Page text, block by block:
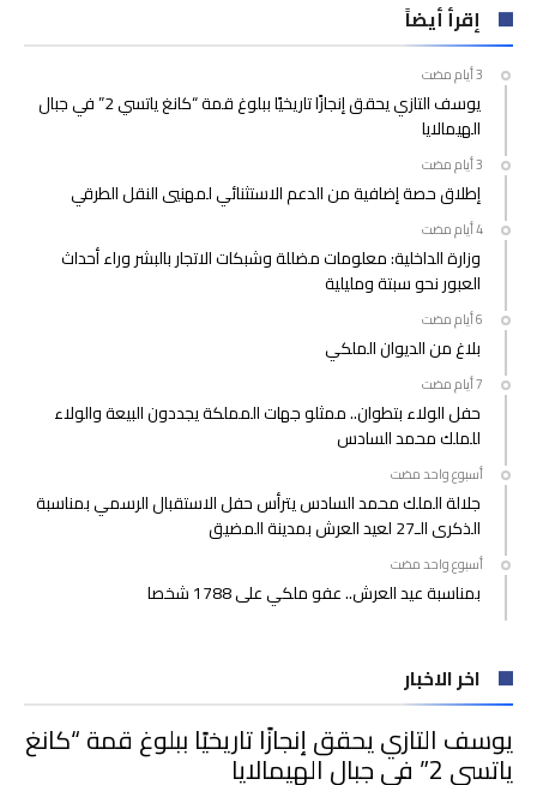
إقرأ أيضاً
يوسف التازي يحقق إنجازًا تاريخيًا ببلوغ قمة “كانغ ياتسي 2” في جبال
الهيمالايا
إطلاق حصة إضافية من الدعم الاستثنائي لمهنيي النقل الطرقي
وزارة الداخلية: معلومات مضللة وشبكات الاتجار بالبشر وراء أحداث
العبور نحو سبتة ومليلية
بلاغ من الديوان الملكي
حفل الولاء بتطوان.. ممثلو جهات المملكة يجددون البيعة والولاء
للملك محمد السادس
‫‫‫‏‫أسبوع واحد مضت‬
جلالة الملك محمد السادس يترأس حفل الاستقبال الرسمي بمناسبة
الذكرى الـ27 لعيد العرش بمدينة المضيق
‫‫‫‏‫أسبوع واحد مضت‬
بمناسبة عيد العرش.. عفو ملكي على 1788 شخصا
اخر الاخبار
يوسف التازي يحقق إنجازًا تاريخيًا ببلوغ قمة “كانغ
ياتسي 2” في جبال الهيمالايا